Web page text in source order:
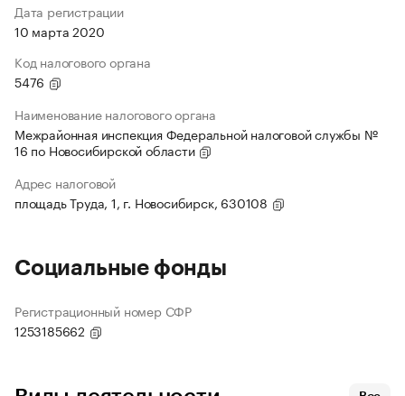
Дата регистрации
10 марта 2020
Код налогового органа
5476
Наименование налогового органа
Межрайонная инспекция Федеральной налоговой службы №
16 по Новосибирской области
Адрес налоговой
площадь Труда, 1, г. Новосибирск, 630108
Социальные фонды
Регистрационный номер СФР
1253185662